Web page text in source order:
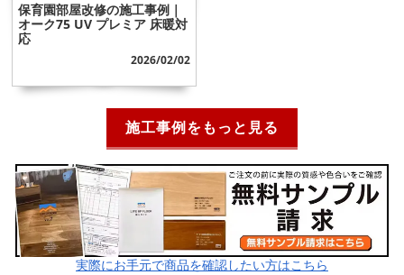
保育園部屋改修の施工事例｜
オーク75 UV プレミア 床暖対
応
2026/02/02
施工事例をもっと見る
実際にお手元で商品を確認したい方はこちら